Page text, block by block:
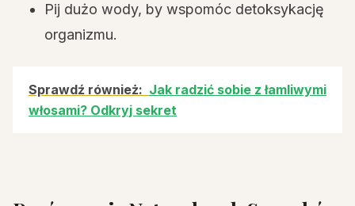
Pij dużo wody, by wspomóc detoksykację
organizmu.
Sprawdź również: Jak radzić sobie z łamliwymi
włosami? Odkryj sekret